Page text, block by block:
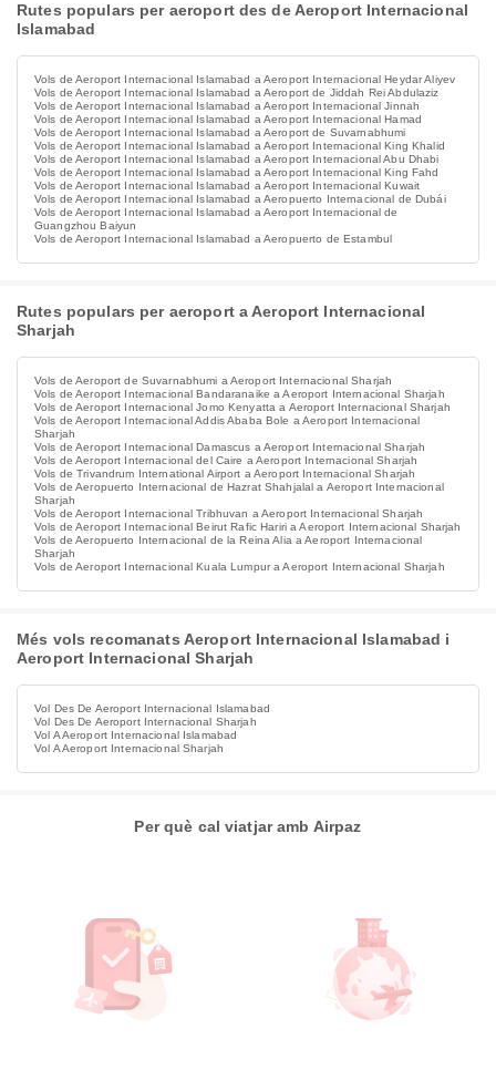
Rutes populars per aeroport des de Aeroport Internacional
Islamabad
Vols de Aeroport Internacional Islamabad a Aeroport Internacional Heydar Aliyev
Vols de Aeroport Internacional Islamabad a Aeroport de Jiddah Rei Abdulaziz
Vols de Aeroport Internacional Islamabad a Aeroport Internacional Jinnah
Vols de Aeroport Internacional Islamabad a Aeroport Internacional Hamad
Vols de Aeroport Internacional Islamabad a Aeroport de Suvarnabhumi
Vols de Aeroport Internacional Islamabad a Aeroport Internacional King Khalid
Vols de Aeroport Internacional Islamabad a Aeroport Internacional Abu Dhabi
Vols de Aeroport Internacional Islamabad a Aeroport Internacional King Fahd
Vols de Aeroport Internacional Islamabad a Aeroport Internacional Kuwait
Vols de Aeroport Internacional Islamabad a Aeropuerto Internacional de Dubái
Vols de Aeroport Internacional Islamabad a Aeroport Internacional de
Guangzhou Baiyun
Vols de Aeroport Internacional Islamabad a Aeropuerto de Estambul
Rutes populars per aeroport a Aeroport Internacional
Sharjah
Vols de Aeroport de Suvarnabhumi a Aeroport Internacional Sharjah
Vols de Aeroport Internacional Bandaranaike a Aeroport Internacional Sharjah
Vols de Aeroport Internacional Jomo Kenyatta a Aeroport Internacional Sharjah
Vols de Aeroport Internacional Addis Ababa Bole a Aeroport Internacional
Sharjah
Vols de Aeroport Internacional Damascus a Aeroport Internacional Sharjah
Vols de Aeroport Internacional del Caire a Aeroport Internacional Sharjah
Vols de Trivandrum International Airport a Aeroport Internacional Sharjah
Vols de Aeropuerto Internacional de Hazrat Shahjalal a Aeroport Internacional
Sharjah
Vols de Aeroport Internacional Tribhuvan a Aeroport Internacional Sharjah
Vols de Aeroport Internacional Beirut Rafic Hariri a Aeroport Internacional Sharjah
Vols de Aeropuerto Internacional de la Reina Alia a Aeroport Internacional
Sharjah
Vols de Aeroport Internacional Kuala Lumpur a Aeroport Internacional Sharjah
Més vols recomanats Aeroport Internacional Islamabad i
Aeroport Internacional Sharjah
Vol Des De Aeroport Internacional Islamabad
Vol Des De Aeroport Internacional Sharjah
Vol A Aeroport Internacional Islamabad
Vol A Aeroport Internacional Sharjah
Per què cal viatjar amb Airpaz